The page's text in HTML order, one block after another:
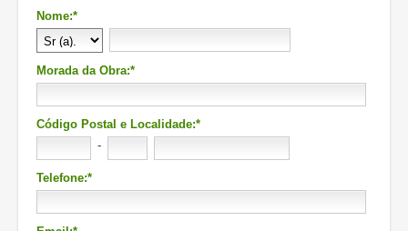
Nome:*
Morada da Obra:*
Código Postal e Localidade:*
-
Telefone:*